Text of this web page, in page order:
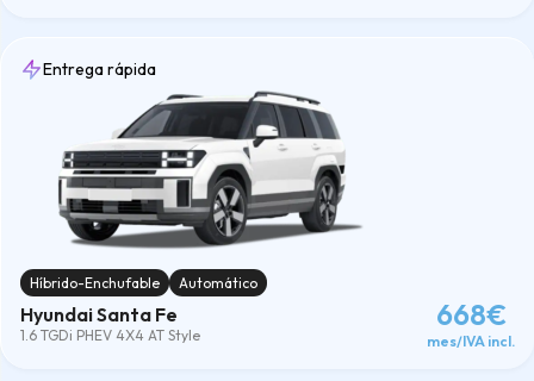
Entrega rápida
Híbrido-Enchufable Automático
Hyundai Santa Fe
1.6 TGDi PHEV 4X4 AT Style
668€
mes/IVA incl.